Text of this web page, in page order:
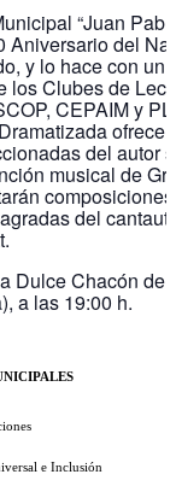
“Juan
Aniversario del
y lo hace con un
los Clubes de
CEPAIM y
del autor
musical de
del
Dulce Chacón del
a las 19:00 h.
e Inclusión